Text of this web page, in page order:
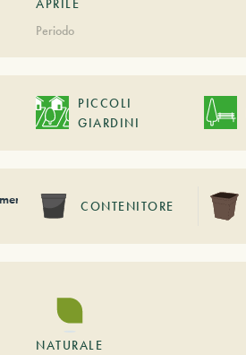
APRILE
Periodo
PICCOLI
GIARDINI
CONTENITORE
NATURALE